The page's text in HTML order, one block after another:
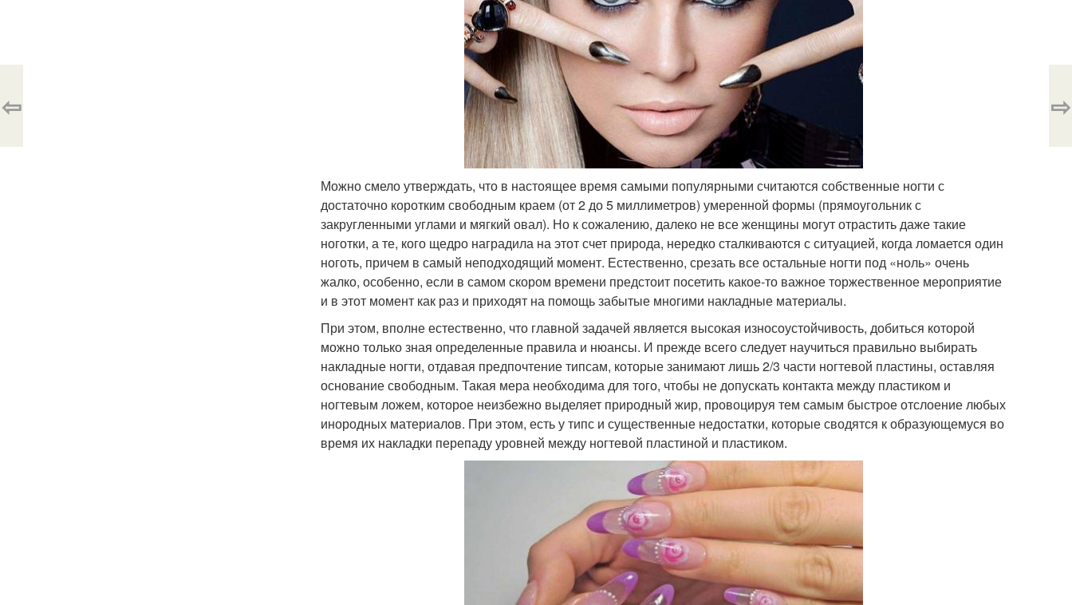
Можно смело утверждать, что в настоящее время самыми популярными считаются собственные ногти с
достаточно коротким свободным краем (от 2 до 5 миллиметров) умеренной формы (прямоугольник с
закругленными углами и мягкий овал). Но к сожалению, далеко не все женщины могут отрастить даже такие
ноготки, а те, кого щедро наградила на этот счет природа, нередко сталкиваются с ситуацией, когда ломается один
ноготь, причем в самый неподходящий момент. Естественно, срезать все остальные ногти под «ноль» очень
жалко, особенно, если в самом скором времени предстоит посетить какое-то важное торжественное мероприятие
и в этот момент как раз и приходят на помощь забытые многими накладные материалы.
При этом, вполне естественно, что главной задачей является высокая износоустойчивость, добиться которой
можно только зная определенные правила и нюансы. И прежде всего следует научиться правильно выбирать
накладные ногти, отдавая предпочтение типсам, которые занимают лишь 2/3 части ногтевой пластины, оставляя
основание свободным. Такая мера необходима для того, чтобы не допускать контакта между пластиком и
ногтевым ложем, которое неизбежно выделяет природный жир, провоцируя тем самым быстрое отслоение любых
инородных материалов. При этом, есть у типс и существенные недостатки, которые сводятся к образующемуся во
время их накладки перепаду уровней между ногтевой пластиной и пластиком.
⇦ ⇨